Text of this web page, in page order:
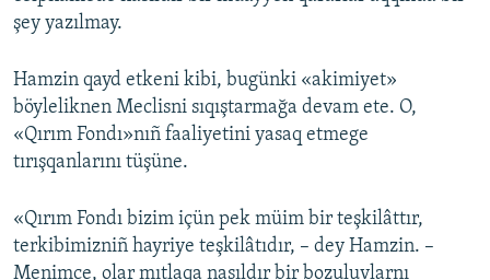
şey yazılmay.
Hamzin qayd etkeni kibi, bugünki «akimiyet»
böyleliknen Meclisni sıqıştarmağa devam ete. O,
«Qırım Fondı»nıñ faaliyetini yasaq etmege
tırışqanlarını tüşüne.
«Qırım Fondı bizim içün pek müim bir teşkilâttır,
terkibimizniñ hayriye teşkilâtıdır, – dey Hamzin. –
Menimce, olar mıtlaqa nasıldır bir bozuluvlarnı